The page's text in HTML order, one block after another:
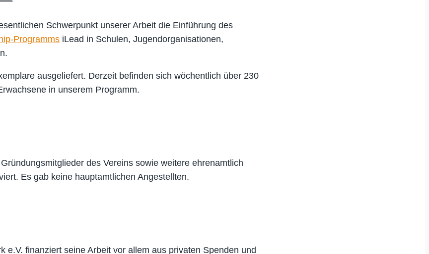
Schwerpunkt unserer Arbeit die Einführung des
Programms iLead in Schulen, Jugendorganisationen,
ausgeliefert. Derzeit befinden sich wöchentlich über 230
in unserem Programm.
des Vereins sowie weitere ehrenamtlich
Es gab keine hauptamtlichen Angestellten.
e.V. finanziert seine Arbeit vor allem aus privaten Spenden und